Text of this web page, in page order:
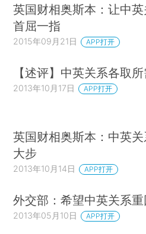
英国财相奥斯本：让中
首屈一指
2015年09月21日 APP打开
【述评】中英关系各取
2013年10月17日 APP打开
英国财相奥斯本：中英
大步
2013年10月14日 APP打开
外交部：希望中英关系
2013年05月10日 APP打开